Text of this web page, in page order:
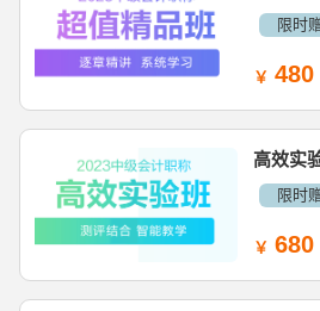
限时
480
高效实
限时
680